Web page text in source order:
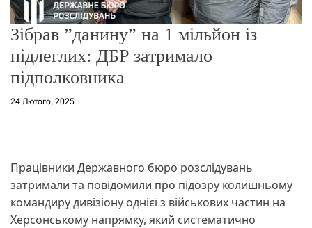
Зібрав ”данину” на 1 мільйон із
підлеглих: ДБР затримало
підполковника
24 Лютого, 2025
Працівники Державного бюро розслідувань
затримали та повідомили про підозру колишньому
командиру дивізіону однієї з військових частин на
Херсонському напрямку, який систематично